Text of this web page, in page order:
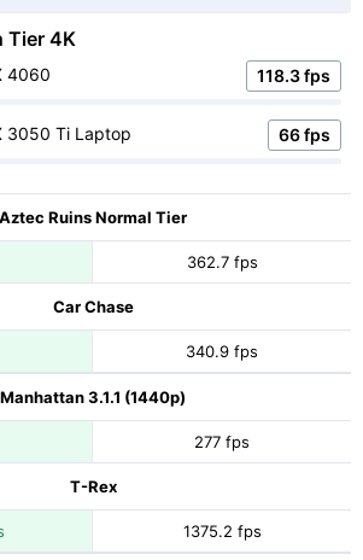
Tier 4K
4060 118.3 fps
3050 Ti Laptop 66 fps
Aztec Ruins Normal Tier
362.7 fps
Car Chase
340.9 fps
Manhattan 3.1.1 (1440p)
277 fps
T-Rex
1375.2 fps